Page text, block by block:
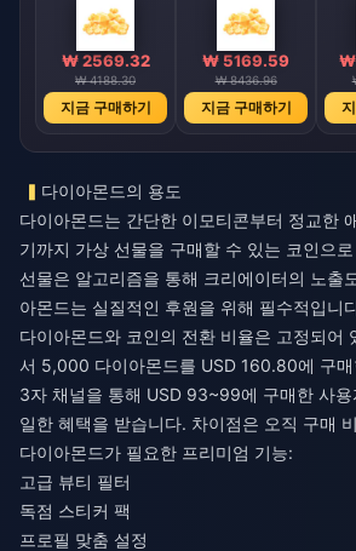
₩ 2569.32
₩ 4188.30
지금 구매하기
₩ 5169.59
₩ 8436.96
지금 구매하기
₩
다이아몬드의 용도
다이아몬드는 간단한 이모티콘부터 정교한
기까지 가상 선물을 구매할 수 있는 코인으
선물은 알고리즘을 통해 크리에이터의 노출
아몬드는 실질적인 후원을 위해 필수적입니
다이아몬드와 코인의 전환 비율은 고정되어
서 5,000 다이아몬드를 USD 160.80에 구매
3자 채널을 통해 USD 93~99에 구매한 사
일한 혜택을 받습니다. 차이점은 오직 구매
다이아몬드가 필요한 프리미엄 기능:
고급 뷰티 필터
독점 스티커 팩
프로필 맞춤 설정